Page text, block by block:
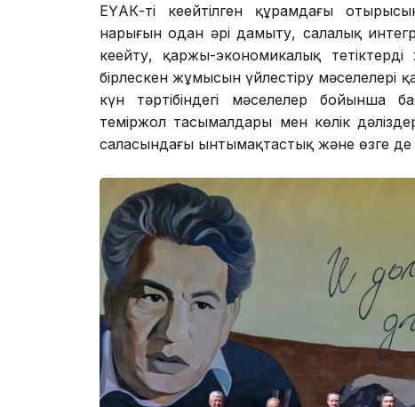
ЕҮАК-тің кеңейтілген құрамдағы
нарығын одан әрі дамыту, салалық
кеңейту, қаржы-экономикалық
бірлескен жұмысын үйлестіру мәселелері
күн тәртібіндегі мәселелер бойынша
теміржол тасымалдары мен көлік
саласындағы ынтымақтастық және өзге